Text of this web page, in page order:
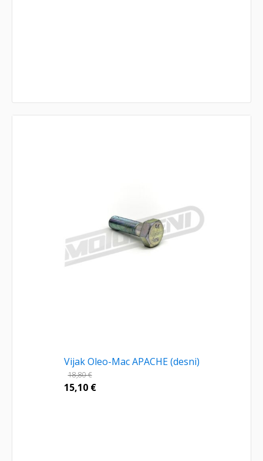
Vijak Oleo-Mac APACHE (desni)
18,80€
15,10 €